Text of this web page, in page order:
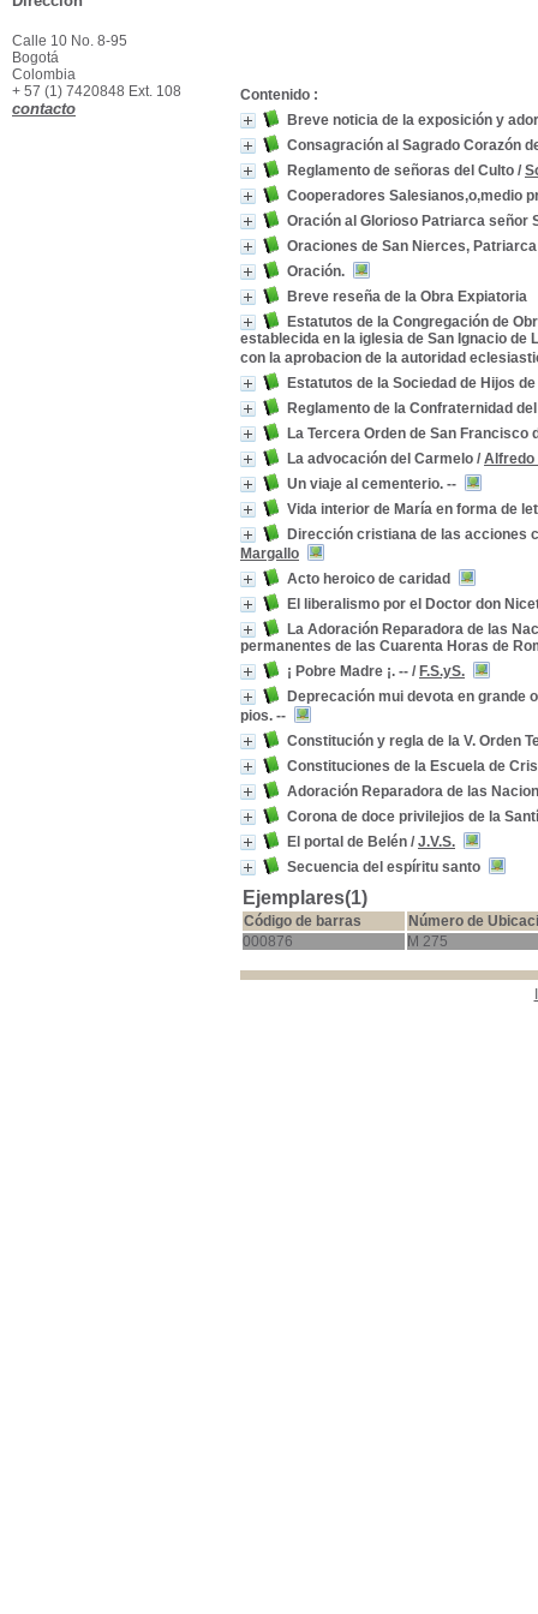
Contenido :
Breve noticia de la exposición y
Consagración al Sagrado Corazón
Reglamento de señoras del Culto /
Cooperadores Salesianos,o,medio
Oración al Glorioso Patriarca señor
Oraciones de San Nierces,
Oración.
Breve reseña de la Obra Expiatoria
Estatutos de la Congregación de
establecida en la iglesia de San Ignacio
con la aprobacion de la autoridad
Estatutos de la Sociedad de Hijos
Reglamento de la Confraternidad
La Tercera Orden de San Francisco
La advocación del Carmelo / Alfredo
Un viaje al cementerio. --
Vida interior de María en forma de
Dirección cristiana de las acciones
Margallo
Acto heroico de caridad
El liberalismo por el Doctor don
La Adoración Reparadora de las
permanentes de las Cuarenta Horas de
¡ Pobre Madre ¡. -- / F.S.yS.
Deprecación mui devota en grande
pios. --
Constitución y regla de la V. Orden
Constituciones de la Escuela de
Adoración Reparadora de las
Corona de doce privilejios de la
El portal de Belén / J.V.S.
Secuencia del espíritu santo
Ejemplares(1)
Código de barras
Número de
000876
M 275
Calle 10 No. 8-95
Bogotá
Colombia
+ 57 (1) 7420848 Ext. 108
contacto